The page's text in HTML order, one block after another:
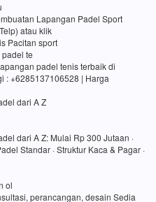
Lapangan Padel Sport
atau klik
Pacitan sport
te
padel tenis terbaik di
: +6285137106528 | Harga
dari A Z
dari A Z: Mulai Rp 300 Jutaan ·
Standar · Struktur Kaca & Pagar ·
ol
perancangan, desain Sedia